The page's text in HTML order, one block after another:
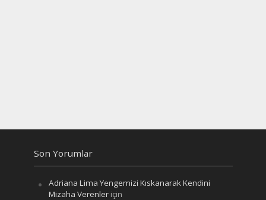
Son Yorumlar
Adriana Lima Yengemizi Kıskanarak Kendini
Mizaha Verenleriçin